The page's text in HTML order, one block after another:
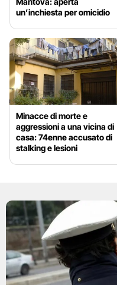
un’inchiesta per omicidio
Minacce di morte e
aggressioni a una vicina di
casa: 74enne accusato di
stalking e lesioni